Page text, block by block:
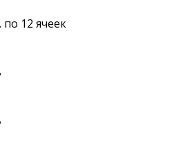
по 12 ячеек